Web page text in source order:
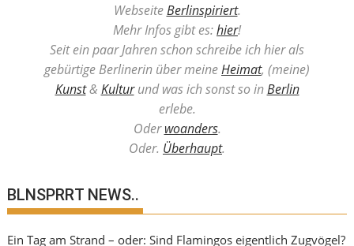
WebseiteBerlinspiriert.
Mehr Infos gibt es:hier!
Seit ein paar Jahren schon schreibe ich hier als
gebürtige Berlinerin über meineHeimat, (meine)
Kunst& Kulturund was ich sonst so inBerlin
erlebe.
Oderwoanders.
Oder. Überhaupt.
BLNSPRRT NEWS..
Ein Tag am Strand – oder: Sind Flamingos eigentlich Zugvögel?